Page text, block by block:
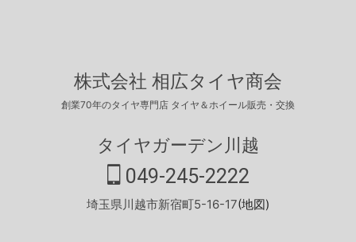
株式会社 相広タイヤ商会
創業70年のタイヤ専門店 タイヤ＆ホイール販売・交換
タイヤガーデン川越
049-245-2222
埼玉県川越市新宿町5-16-17(地図)